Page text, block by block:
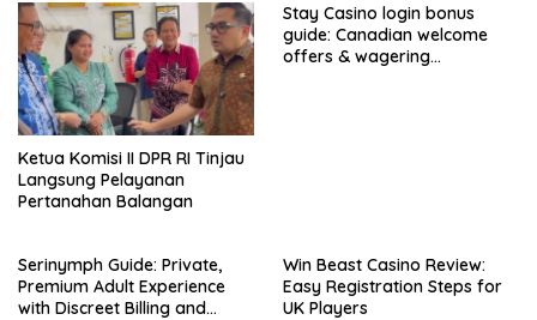
Ketua Komisi II DPR RI Tinjau
Langsung Pelayanan
Pertanahan Balangan
Stay Casino login bonus
guide: Canadian welcome
offers & wagering
Serinymph Guide: Private,
Premium Adult Experience
with Discreet Billing and
Win Beast Casino Review:
Easy Registration Steps for
UK Players